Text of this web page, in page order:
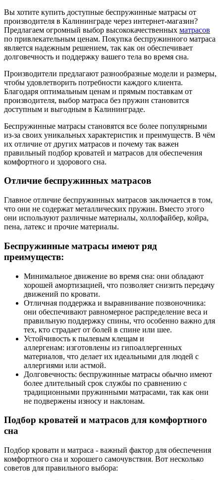
Вы хотите купить доступные беспружинные матрасы от
производителя в Калининграде через интернет-магазин?
Предлагаем огромный выбор высококачественных матрасов
по привлекательным ценам. Покупка беспружинного матраса
является надежным решением, так как он обеспечивает
долговечность и поддержку вашего тела во время сна.
Производители предлагают разнообразные модели и размеры,
чтобы удовлетворить потребности каждого клиента.
Благодаря оптимальным ценам и прямым поставкам от
производителя, выбор матраса без пружин становится
доступным и выгодным в Калининграде.
Беспружинные матрасы становятся все более популярными
из-за своих уникальных характеристик и преимуществ. В чём
их отличие от других матрасов и почему так важен
правильный подбор кроватей и матрасов для обеспечения
комфортного и здорового сна.
Отличие беспружинных матрасов
Главное отличие беспружинных матрасов заключается в том,
что они не содержат металлических пружин. Вместо этого
они используют различные материалы, холлофайбер, койра,
пена, латекс и прочие материалы.
Беспружинные матрасы имеют ряд
преимуществ:
Минимальное движение во время сна: они обладают
хорошей амортизацией, что позволяет снизить передачу
движений по кровати.
Отличная поддержка и выравнивание позвоночника:
они обеспечивают равномерное распределение веса и
правильную поддержку спины, что особенно важно для
тех, кто страдает от болей в спине или шее.
Устойчивость к пылевым клещам и
аллергенам: изготовлены из гипоаллергенных
материалов, что делает их идеальными для людей с
аллергиями или астмой.
Долговечность: беспружинные матрасы обычно имеют
более длительный срок службы по сравнению с
традиционными пружинными матрасами, так как они
не подвержены износу и наклонам.
Подбор кроватей и матрасов для комфортного
сна
Подбор кровати и матраса - важный фактор для обеспечения
комфортного сна и хорошего самочувствия. Вот несколько
советов для правильного выбора: